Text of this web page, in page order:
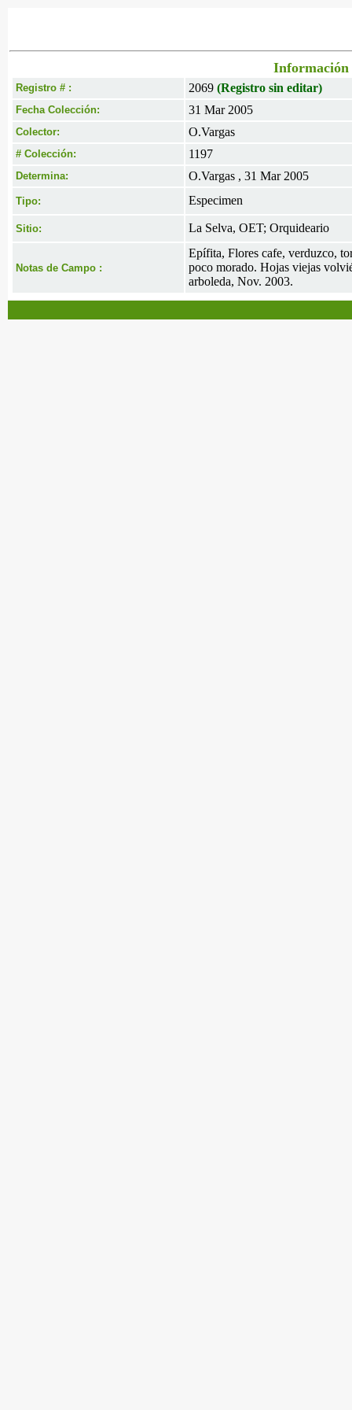
Información
Registro # : 2069 (Registro sin editar)
Fecha Colección: 31 Mar 2005
Colector: O.Vargas
# Colección: 1197
Determina: O.Vargas , 31 Mar 2005
Tipo: Especimen
Sitio: La Selva, OET; Orquideario
Notas de Campo :
Epífita, Flores cafe, verduzco,
poco morado. Hojas viejas
arboleda, Nov. 2003.